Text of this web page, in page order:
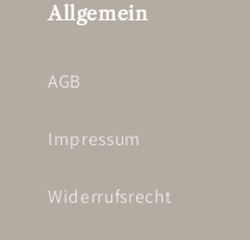
Allgemein
AGB
Impressum
Widerrufsrecht